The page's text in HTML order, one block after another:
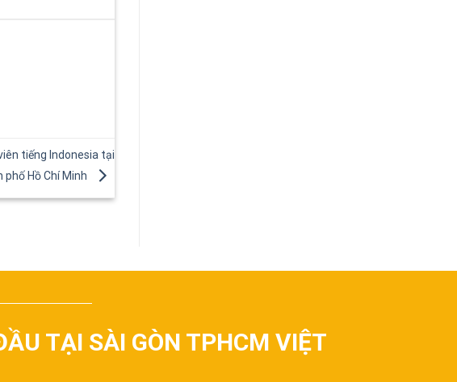
tiếng Indonesia tại
phố Hồ Chí Minh
TẠI SÀI GÒN TPHCM VIỆT